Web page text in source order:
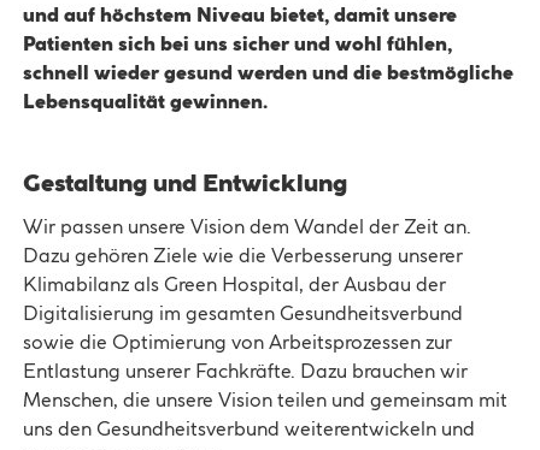
und auf höchstem Niveaubietet, damit unsere
Patienten sich bei uns sicher und wohl fühlen,
schnell wieder gesund werden und die bestmögliche
Lebensqualität gewinnen.
Gestaltung und Entwicklung
Wir passen unsere Vision dem Wandel der Zeit an.
Dazu gehören Ziele wie die Verbesserung unserer
Klimabilanz als Green Hospital, der Ausbau der
Digitalisierung im gesamten Gesundheitsverbund
sowie die Optimierung von Arbeitsprozessen zur
Entlastung unserer Fachkräfte. Dazu brauchen wir
Menschen, die unsere Vision teilen und gemeinsam mit
uns den Gesundheitsverbund weiterentwickeln und